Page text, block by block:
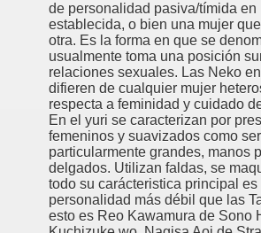
de personalidad pasiva/tímida en
establecida, o bien una mujer
otra. Es la forma en que se
usualmente toma una posición
relaciones sexuales. Las Neko
difieren de cualquier mujer
respecta a feminidad y cuidado
En el yuri se caracterizan por
femeninos y suavizados como
particularmente grandes, manos
delgados. Utilizan faldas, se
todo su carácteristica principal
personalidad más débil que las
esto es Reo Kawamura de Sono